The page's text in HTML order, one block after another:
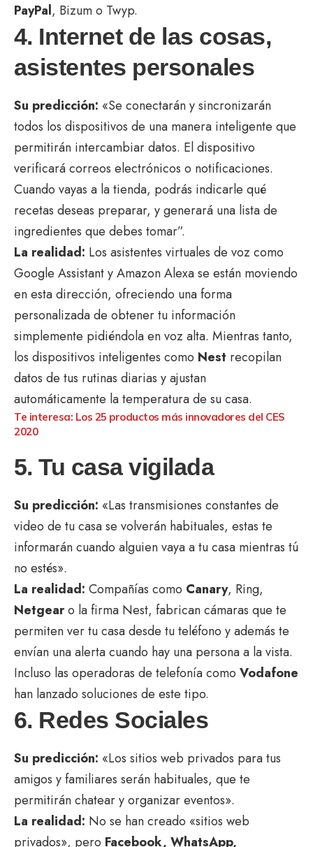
PayPal, Bizum o Twyp.
4. Internet de las cosas,
asistentes personales
Su predicción: «Se conectarán y sincronizarán
todos los dispositivos de una manera inteligente que
permitirán intercambiar datos. El dispositivo
verificará correos electrónicos o notificaciones.
Cuando vayas a la tienda, podrás indicarle qué
recetas deseas preparar, y generará una lista de
ingredientes que debes tomar”.
La realidad: Los asistentes virtuales de voz como
Google Assistant y Amazon Alexa se están moviendo
en esta dirección, ofreciendo una forma
personalizada de obtener tu información
simplemente pidiéndola en voz alta. Mientras tanto,
los dispositivos inteligentes como Nest recopilan
datos de tus rutinas diarias y ajustan
automáticamente la temperatura de su casa.
Te interesa: Los 25 productos más innovadores del CES
2020
5. Tu casa vigilada
Su predicción: «Las transmisiones constantes de
video de tu casa se volverán habituales, estas te
informarán cuando alguien vaya a tu casa mientras tú
no estés».
La realidad: Compañías como Canary, Ring,
Netgearo la firma Nest, fabrican cámaras que te
permiten ver tu casa desde tu teléfono y además te
envían una alerta cuando hay una persona a la vista.
Incluso las operadoras de telefonía como Vodafone
han lanzado soluciones de este tipo.
6. Redes Sociales
Su predicción: «Los sitios web privados para tus
amigos y familiares serán habituales, que te
permitirán chatear y organizar eventos».
La realidad: No se han creado «sitios web
privados», pero Facebook, WhatsApp,